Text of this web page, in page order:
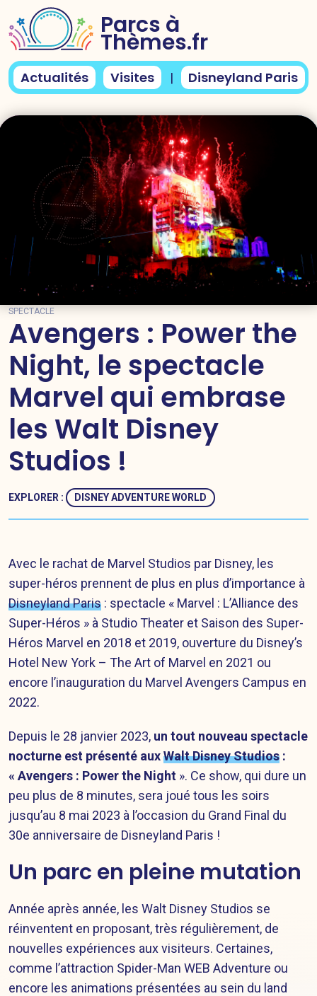
Parcs à
Thèmes.fr
Actualités Visites | Disneyland Paris
SPECTACLE
Avengers : Power the
Night, le spectacle
Marvel qui embrase
les Walt Disney
Studios !
EXPLORER : DISNEY ADVENTURE WORLD
Avec le rachat de Marvel Studios par Disney, les
super-héros prennent de plus en plus d’importance à
Disneyland Paris : spectacle « Marvel : L’Alliance des
Super-Héros » à Studio Theater et Saison des Super-
Héros Marvel en 2018 et 2019, ouverture du Disney’s
Hotel New York – The Art of Marvel en 2021 ou
encore l’inauguration du Marvel Avengers Campus en
2022.
Depuis le 28 janvier 2023, un tout nouveau spectacle
nocturne est présenté auxWalt Disney Studios :
« Avengers : Power the Night ». Ce show, qui dure un
peu plus de 8 minutes, sera joué tous les soirs
jusqu’au 8 mai 2023 à l’occasion du Grand Final du
30e anniversaire de Disneyland Paris !
Un parc en pleine mutation
Année après année, les Walt Disney Studios se
réinventent en proposant, très régulièrement, de
nouvelles expériences aux visiteurs. Certaines,
comme l’attraction Spider-Man WEB Adventure ou
encore les animations présentées au sein du land